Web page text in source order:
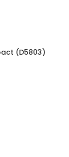
(D5803)